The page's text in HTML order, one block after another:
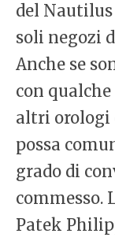
del
soli negozi
Anche se
con
altri orologi
possa
grado di
commesso.
Patek